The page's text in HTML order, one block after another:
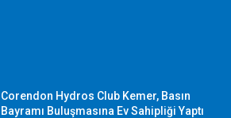
Corendon Hydros Club Kemer, Basın
Bayramı Buluşmasına Ev Sahipliği Yaptı